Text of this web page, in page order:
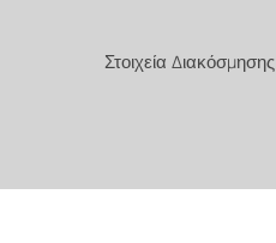
Στοιχεία Διακόσμησης